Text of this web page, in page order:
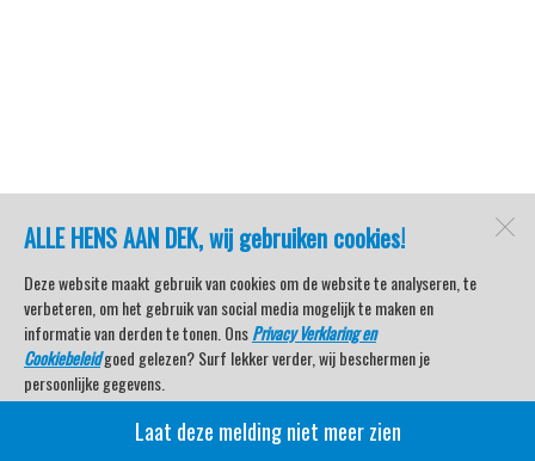
ALLE HENS AAN DEK, wij gebruiken cookies!
Deze website maakt gebruik van cookies om de website te analyseren, te
verbeteren, om het gebruik van social media mogelijk te maken en
informatie van derden te tonen. OnsPrivacy Verklaring en
Cookiebeleidgoed gelezen? Surf lekker verder, wij beschermen je
persoonlijke gegevens.
Veel kijkplezier met Watersport TV Beleving & Nieuws!
Laat deze melding niet meer zien